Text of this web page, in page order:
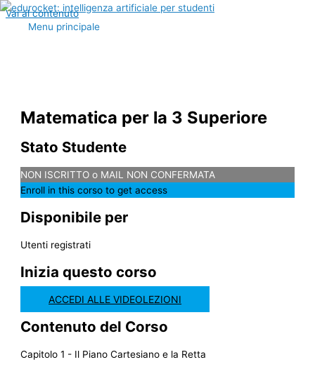
Vai al contenuto
Menu principale
Matematica per la 3 Superiore
Stato Studente
NON ISCRITTO o MAIL NON CONFERMATA
Enroll in this corso to get access
Disponibile per
Utenti registrati
Inizia questo corso
ACCEDI ALLE VIDEOLEZIONI
Contenuto del Corso
Capitolo 1 - Il Piano Cartesiano e la Retta